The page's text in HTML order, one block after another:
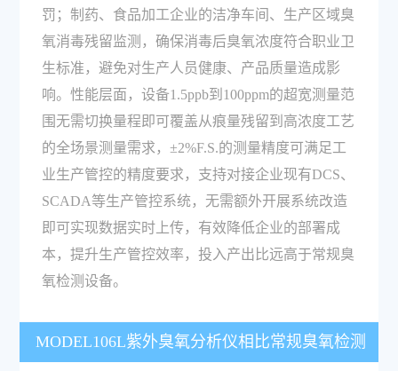
罚；制药、食品加工企业的洁净车间、生产区域臭
氧消毒残留监测，确保消毒后臭氧浓度符合职业卫
生标准，避免对生产人员健康、产品质量造成影
响。性能层面，设备1.5ppb到100ppm的超宽测量范
围无需切换量程即可覆盖从痕量残留到高浓度工艺
的全场景测量需求，±2%F.S.的测量精度可满足工
业生产管控的精度要求，支持对接企业现有DCS、
SCADA等生产管控系统，无需额外开展系统改造
即可实现数据实时上传，有效降低企业的部署成
本，提升生产管控效率，投入产出比远高于常规臭
氧检测设备。
MODEL106L紫外臭氧分析仪相比常规臭氧检测